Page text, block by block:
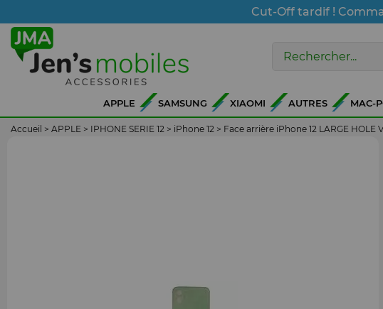
Cut-Off tardif !
APPLE SAMSUNG XIAOMI AUTRES MAC-
Accueil > APPLE > IPHONE SERIE 12 > iPhone 12 > Face arrière iPhone 12 LARGE HOLE